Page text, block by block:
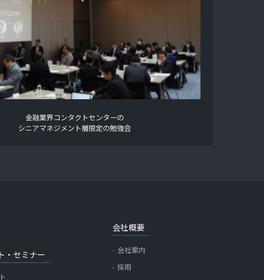
金融業界コンタクトセンターの
シニアマネジメント層限定の勉強会
・セミナー
会社概要
会社案内
採用